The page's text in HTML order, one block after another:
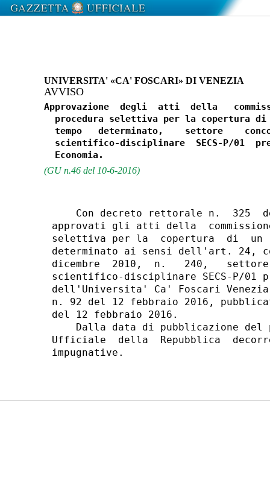
UNIVERSITA' «CA' FOSCARI» DI VENEZIA
AVVISO
Approvazione  degli  atti  della
procedura selettiva per la copertura
tempo   determinato,    settore
scientifico-disciplinare  SECS-P/01
(GU n.46 del 10-6-2016)
Con decreto rettorale n.  325
approvati gli atti della
selettiva per la  copertura  di  un
determinato ai sensi dell'art. 24,
dicembre  2010,  n.   240,
scientifico-disciplinare SECS-P/01
dell'Universita' Ca' Foscari
n. 92 del 12 febbraio 2016,
del 12 febbraio 2016.
Dalla data di pubblicazione del
Ufficiale  della  Repubblica
impugnative.